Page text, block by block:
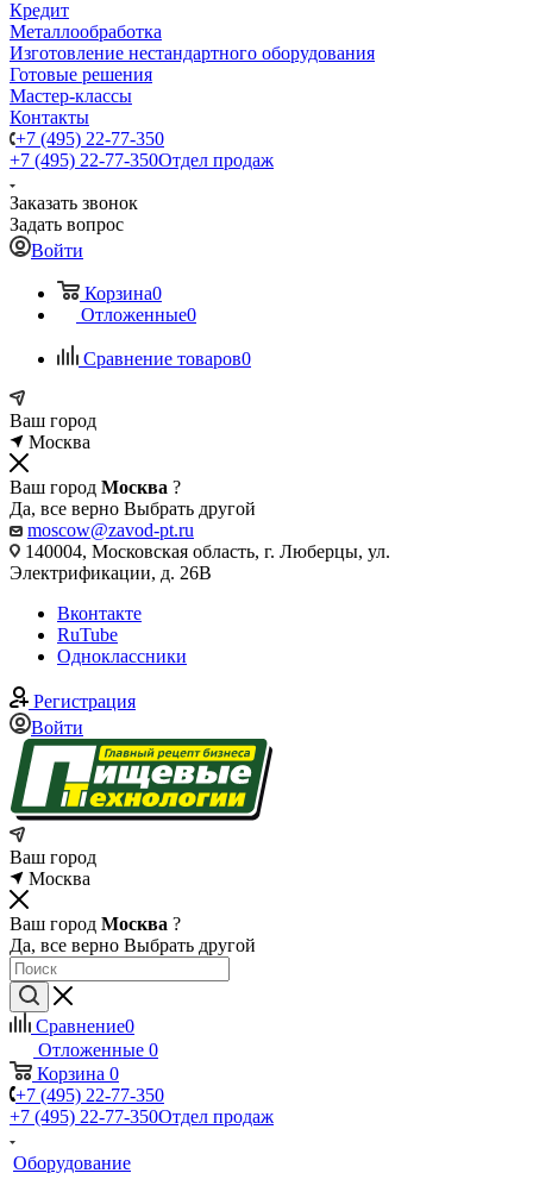
Кредит
Металлообработка
Изготовление нестандартного оборудования
Готовые решения
Мастер-классы
Контакты
+7 (495) 22-77-350
+7 (495) 22-77-350Отдел продаж
Заказать звонок
Задать вопрос
Войти
Корзина0
Отложенные0
Сравнение товаров0
Ваш город
Москва
Ваш город Москва ?
Да, все верно Выбрать другой
moscow@zavod-pt.ru
140004, Московская область, г. Люберцы, ул.
Электрификации, д. 26В
Вконтакте
RuTube
Одноклассники
Регистрация
Войти
Ваш город
Москва
Ваш город Москва ?
Да, все верно Выбрать другой
Сравнение0
Отложенные 0
Корзина 0
+7 (495) 22-77-350
+7 (495) 22-77-350Отдел продаж
Оборудование